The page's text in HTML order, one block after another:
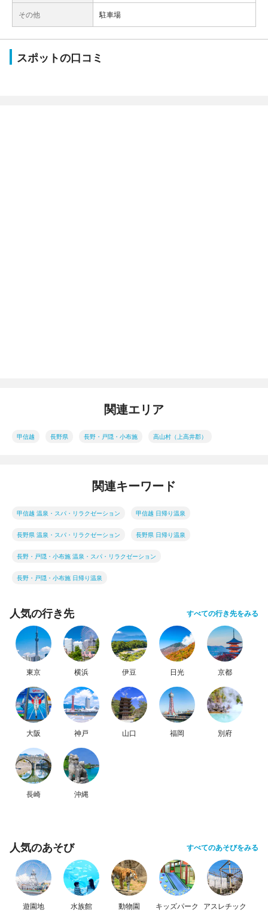
その他 駐車場
スポットの口コミ
関連エリア
甲信越 長野県 長野・戸隠・小布施 高山村（上高井郡）
関連キーワード
甲信越 温泉・スパ・リラクゼーション 甲信越 日帰り温泉
長野県 温泉・スパ・リラクゼーション 長野県 日帰り温泉
長野・戸隠・小布施 温泉・スパ・リラクゼーション
長野・戸隠・小布施 日帰り温泉
人気の行き先 すべての行き先をみる
東京 横浜 伊豆 日光 京都
大阪 神戸 山口 福岡 別府
長崎 沖縄
人気のあそび すべてのあそびをみる
遊園地 水族館 動物園 キッズパーク アスレチック